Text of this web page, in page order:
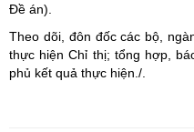
Đề án).
Theo dõi, đôn đốc các bộ,
thực hiện Chỉ thị; tổng hợp,
phủ kết quả thực hiện./.